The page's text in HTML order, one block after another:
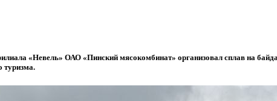
«Невель» ОАО «Пинский мясокомбинат» организовал сплав на
туризма.